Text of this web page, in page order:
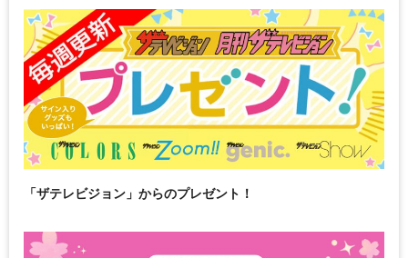
「ザテレビジョン」からのプレゼント！